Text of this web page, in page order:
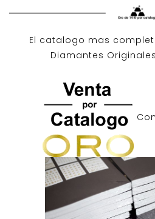
El catalogo mas
Diamantes Originales